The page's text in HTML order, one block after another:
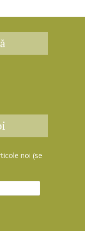
noi (se